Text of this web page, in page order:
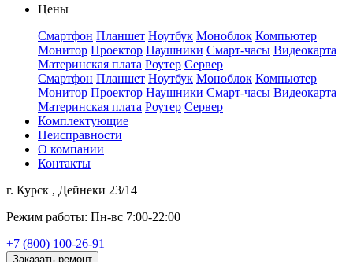
Цены
Смартфон Планшет Ноутбук Моноблок Компьютер
Монитор Проектор Наушники Смарт-часы Видеокарта
Материнская плата Роутер Сервер
Смартфон Планшет Ноутбук Моноблок Компьютер
Монитор Проектор Наушники Смарт-часы Видеокарта
Материнская плата Роутер Сервер
Комплектующие
Неисправности
О компании
Контакты
г. Курск , Дейнеки 23/14
Режим работы: Пн-вс 7:00-22:00
+7 (800) 100-26-91
Заказать ремонт